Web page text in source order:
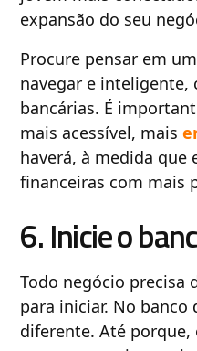
expansão do seu
Procure pensar em
navegar e inteligente,
bancárias. É
mais acessível, mais
haverá, à medida que
financeiras com mais
6. Inicie o
Todo negócio precisa
para iniciar. No
diferente. Até